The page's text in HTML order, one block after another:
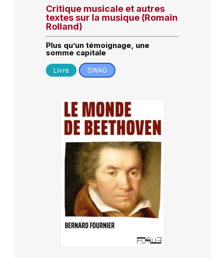
Critique musicale et autres
textes sur la musique (Romain
Rolland)
Plus qu’un témoignage, une
somme capitale
Livre SWAG